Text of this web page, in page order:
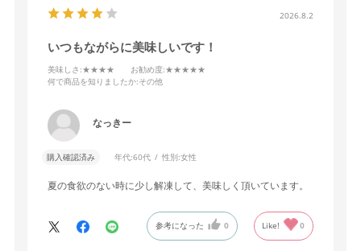
2026.8.2
いつもながらに美味しいです！
美味しさ :★★★★ お勧め度:★★★★★
何で商品を知りましたか:その他
なっきー
購入確認済み 年代:60代 性別:女性
夏の食欲のない時に少し解凍して、美味しく頂いています。
参考になった 0 Like! 0